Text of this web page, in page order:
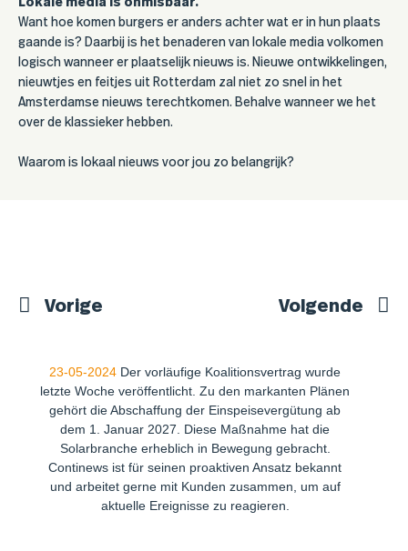
Lokale media is onmisbaar.
Want hoe komen burgers er anders achter wat er in hun plaats
gaande is? Daarbij is het benaderen van lokale media volkomen
logisch wanneer er plaatselijk nieuws is. Nieuwe ontwikkelingen,
nieuwtjes en feitjes uit Rotterdam zal niet zo snel in het
Amsterdamse nieuws terechtkomen. Behalve wanneer we het
over de klassieker hebben.
Waarom is lokaal nieuws voor jou zo belangrijk?
Vorige Volgende
23-05-2024 Der vorläufige Koalitionsvertrag wurde
letzte Woche veröffentlicht. Zu den markanten Plänen
gehört die Abschaffung der Einspeisevergütung ab
dem 1. Januar 2027. Diese Maßnahme hat die
Solarbranche erheblich in Bewegung gebracht.
Continews ist für seinen proaktiven Ansatz bekannt
und arbeitet gerne mit Kunden zusammen, um auf
aktuelle Ereignisse zu reagieren.